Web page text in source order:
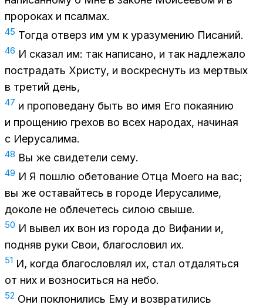
про­ро­ках и псал­мах.
45 То­гда от­верз им ум к ура­зу­ме­нию Пи­са­ний.
46 И ска­зал им: так на­пи­са­но, и так над­ле­жа­ло
по­стра­дать Хри­сту, и вос­крес­нуть из мерт­вых
в тре­тий день,
47 и про­по­ве­да­ну быть во имя Его по­ка­я­нию
и про­ще­нию гре­хов во всех на­ро­дах, на­чи­ная
с Иеру­са­ли­ма.
48 Вы же сви­де­те­ли сему.
49 И Я по­шлю обе­то­ва­ние Отца Мо­е­го на вас;
вы же оста­вай­тесь в го­ро­де Иеру­са­ли­ме,
до­ко­ле не об­ле­че­тесь си­лою свы­ше.
50 И вы­вел их вон из го­ро­да до Вифа­нии и,
под­няв руки Свои, бла­го­сло­вил их.
51 И, ко­гда бла­го­слов­лял их, стал от­да­лять­ся
от них и воз­но­сить­ся на небо.
52 Они по­кло­ни­лись Ему и воз­вра­ти­лись